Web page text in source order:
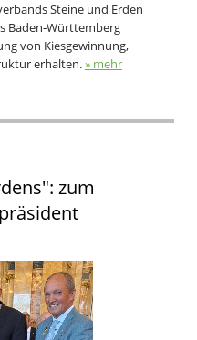
Steine und Erden
Baden‑Württemberg
von Kiesgewinnung,
erhalten.» mehr
zum